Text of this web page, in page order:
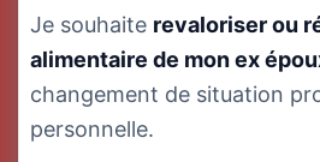
Je souhaite revaloriser ou
alimentaire de mon ex
changement de situation
personnelle.